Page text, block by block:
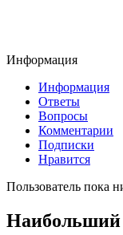
Информация
Информация
Ответы
Вопросы
Комментарии
Подписки
Нравится
Пользователь пока
Наибольший